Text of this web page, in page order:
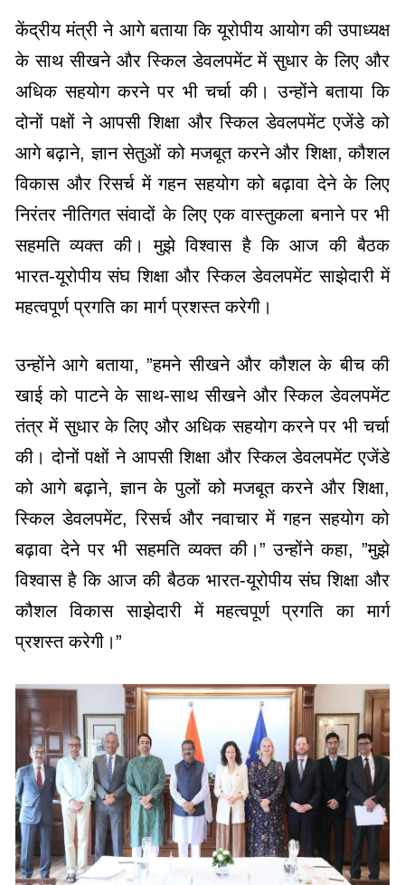
केंद्रीय मंत्री ने आगे बताया कि यूरोपीय आयोग की उपाध्यक्ष
के साथ सीखने और स्किल डेवलपमेंट में सुधार के लिए और
अधिक सहयोग करने पर भी चर्चा की। उन्होंने बताया कि
दोनों पक्षों ने आपसी शिक्षा और स्किल डेवलपमेंट एजेंडे को
आगे बढ़ाने, ज्ञान सेतुओं को मजबूत करने और शिक्षा, कौशल
विकास और रिसर्च में गहन सहयोग को बढ़ावा देने के लिए
निरंतर नीतिगत संवादों के लिए एक वास्तुकला बनाने पर भी
सहमति व्यक्त की। मुझे विश्वास है कि आज की बैठक
भारत-यूरोपीय संघ शिक्षा और स्किल डेवलपमेंट साझेदारी में
महत्वपूर्ण प्रगति का मार्ग प्रशस्त करेगी।
उन्होंने आगे बताया, ”हमने सीखने और कौशल के बीच की
खाई को पाटने के साथ-साथ सीखने और स्किल डेवलपमेंट
तंत्र में सुधार के लिए और अधिक सहयोग करने पर भी चर्चा
की। दोनों पक्षों ने आपसी शिक्षा और स्किल डेवलपमेंट एजेंडे
को आगे बढ़ाने, ज्ञान के पुलों को मजबूत करने और शिक्षा,
स्किल डेवलपमेंट, रिसर्च और नवाचार में गहन सहयोग को
बढ़ावा देने पर भी सहमति व्यक्त की।” उन्होंने कहा, ”मुझे
विश्वास है कि आज की बैठक भारत-यूरोपीय संघ शिक्षा और
कौशल विकास साझेदारी में महत्वपूर्ण प्रगति का मार्ग
प्रशस्त करेगी।”